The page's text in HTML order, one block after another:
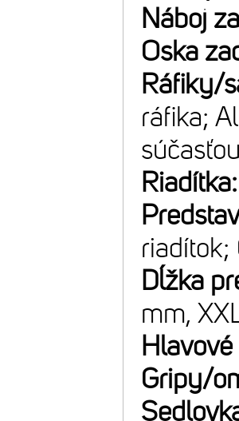
Náboj
Oska
Ráfiky/
ráfika;
riadítok;
Dĺžka
mm,
Gripy/